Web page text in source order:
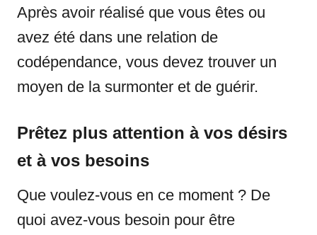
Après avoir réalisé que vous êtes ou
avez été dans une relation de
codépendance, vous devez trouver un
moyen de la surmonter et de guérir.
Prêtez plus attention à vos désirs
et à vos besoins
Que voulez-vous en ce moment ? De
quoi avez-vous besoin pour être